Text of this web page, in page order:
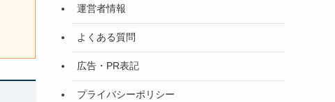
運営者情報
よくある質問
広告・PR表記
プライバシーポリシー